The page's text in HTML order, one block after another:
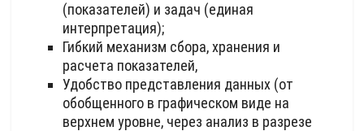
(показателей) и задач (единая
интерпретация);
Гибкий механизм сбора, хранения и
расчета показателей,
Удобство представления данных (от
обобщенного в графическом виде на
верхнем уровне, через анализ в разрезе